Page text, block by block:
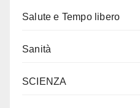
Salute e Tempo libero
Sanità
SCIENZA